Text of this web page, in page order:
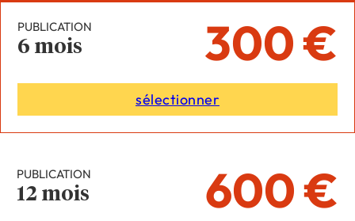
PUBLICATION
6 mois 300 €
sélectionner
PUBLICATION
12 mois 600 €